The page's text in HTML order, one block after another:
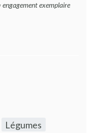
étoiles
exemplaire
dans une
Légumes